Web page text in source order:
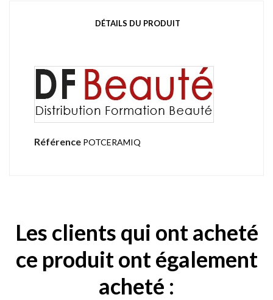
DÉTAILS DU PRODUIT
Référence POTCERAMIQ
Les clients qui ont acheté
ce produit ont également
acheté :